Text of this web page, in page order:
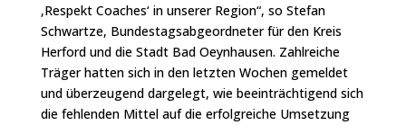
‚Respekt Coaches‘ in unserer Region“, so Stefan
Schwartze, Bundestagsabgeordneter für den Kreis
Herford und die Stadt Bad Oeynhausen. Zahlreiche
Träger hatten sich in den letzten Wochen gemeldet
und überzeugend dargelegt, wie beeinträchtigend sich
die fehlenden Mittel auf die erfolgreiche Umsetzung